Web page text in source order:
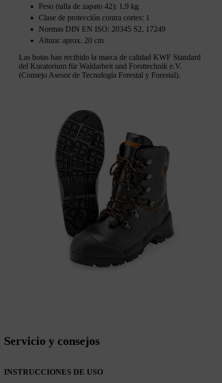
Peso (talla de zapato 42): 1,9 kg
Clase de protección contra cortes: 1
Normas DIN EN ISO: 20345 S2, 17249
Altura: aprox. 20 cm
Las botas han recibido la marca de calidad KWF Standard
del Kuratorium für Waldarbeit und Forsttechnik e.V.
(Consejo Asesor de Tecnología Forestal y Forestal).
Servicio y consejos
INSTRUCCIONES DE USO